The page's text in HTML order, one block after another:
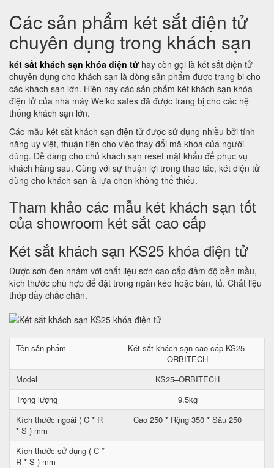
Các sản phẩm két sắt điện tử
chuyên dụng trong khách sạn
két sắt khách sạn khóa điện tử hay còn gọi là két sắt điện tử
chuyên dụng cho khách sạn là dòng sản phẩm được trang bị cho
các khách sạn lớn. Hiện nay các sản phẩm két khách sạn khóa
điện tử của nhà máy Welko safes đã được trang bị cho các hệ
thống khách sạn lớn.
Các mẫu két sắt khách sạn điện tử được sử dụng nhiều bởi tính
năng uy việt, thuận tiện cho việc thay đổi mã khóa của người
dùng. Dễ dàng cho chủ khách sạn reset mật khẩu để phục vụ
khách hàng sau. Cùng với sự thuận lợi trong thao tác, két điện tử
dùng cho khách sạn là lựa chọn không thể thiếu.
Tham khảo các mẫu két khách sạn tốt
của showroom két sắt cao cấp
Két sắt khách sạn KS25 khóa điện tử
Được sơn đen nhám với chất liệu sơn cao cấp đảm độ bền mầu,
kích thước phù hợp để đặt trong ngăn kéo hoặc bàn, tủ. Chất liệu
thép dầy chắc chắn.
Tên sản phẩm
Két sắt khách sạn cao cấp KS25-
ORBITECH
Model
KS25–ORBITECH
Trọng lượng
9.5kg
Kích thước ngoài ( C * R
* S ) mm
Cao 250 * Rộng 350 * Sâu 250
Kích thước sử dụng ( C *
R * S ) mm